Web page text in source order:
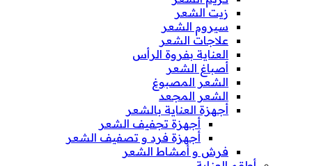
زيت الشعر
سيروم الشعر
علاجات الشعر
العناية بفروة الرأس
أصباغ الشعر
الشعر المصبوغ
الشعر المجعد
أجهزة العناية بالشعر
أجهزة تجفيف الشعر
أجهزة فرد و تصفيف الشعر
فرش و أمشاط الشعر